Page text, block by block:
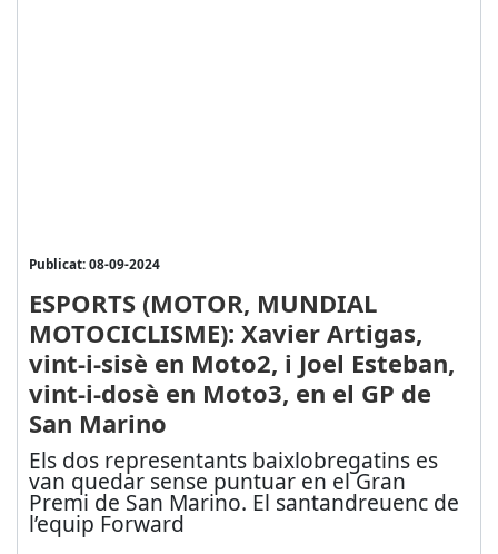
Publicat: 08-09-2024
ESPORTS (MOTOR, MUNDIAL
MOTOCICLISME): Xavier Artigas,
vint-i-sisè en Moto2, i Joel Esteban,
vint-i-dosè en Moto3, en el GP de
San Marino
Els dos representants baixlobregatins es
van quedar sense puntuar en el Gran
Premi de San Marino. El santandreuenc de
l’equip Forward